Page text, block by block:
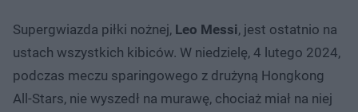
Supergwiazda piłki nożnej, Leo Messi, jest ostatnio na
ustach wszystkich kibiców. W niedzielę, 4 lutego 2024,
podczas meczu sparingowego z drużyną Hongkong
All-Stars, nie wyszedł na murawę, chociaż miał na niej